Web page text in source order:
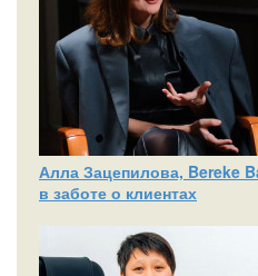
Алла Зацепилова, Bereke
в заботе о клиентах